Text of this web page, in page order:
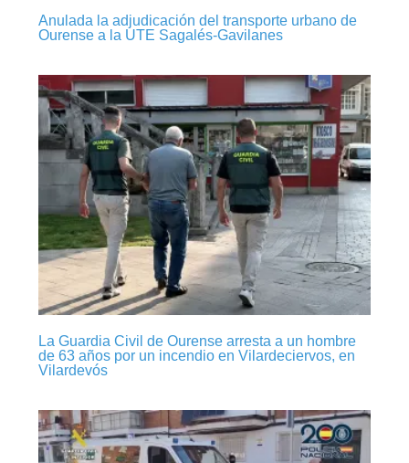
Anulada la adjudicación del transporte urbano de
Ourense a la UTE Sagalés-Gavilanes
La Guardia Civil de Ourense arresta a un hombre
de 63 años por un incendio en Vilardeciervos, en
Vilardevós